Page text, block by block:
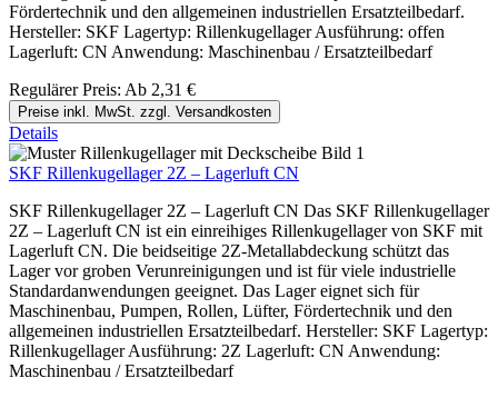
Fördertechnik und den allgemeinen industriellen Ersatzteilbedarf.
Hersteller: SKF Lagertyp: Rillenkugellager Ausführung: offen
Lagerluft: CN Anwendung: Maschinenbau / Ersatzteilbedarf
Regulärer Preis: Ab 2,31 €
Preise inkl. MwSt. zzgl. Versandkosten
Details
SKF Rillenkugellager 2Z – Lagerluft CN
SKF Rillenkugellager 2Z – Lagerluft CN Das SKF Rillenkugellager
2Z – Lagerluft CN ist ein einreihiges Rillenkugellager von SKF mit
Lagerluft CN. Die beidseitige 2Z-Metallabdeckung schützt das
Lager vor groben Verunreinigungen und ist für viele industrielle
Standardanwendungen geeignet. Das Lager eignet sich für
Maschinenbau, Pumpen, Rollen, Lüfter, Fördertechnik und den
allgemeinen industriellen Ersatzteilbedarf. Hersteller: SKF Lagertyp:
Rillenkugellager Ausführung: 2Z Lagerluft: CN Anwendung:
Maschinenbau / Ersatzteilbedarf